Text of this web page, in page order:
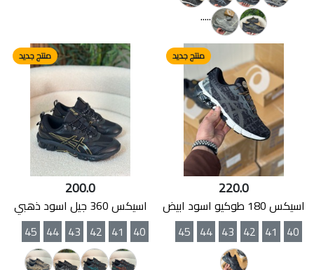
.....
منتج جديد
220.0
اسيكس 180 طوكيو اسود ابيض
40
41
42
43
44
45
منتج جديد
200.0
اسيكس 360 جيل اسود ذهبي
40
41
42
43
44
45